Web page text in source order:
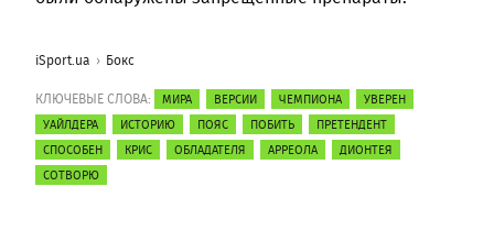
iSport.ua Бокс
КЛЮЧЕВЫЕ СЛОВА: МИРА ВЕРСИИ ЧЕМПИОНА
УВЕРЕН
УАЙЛДЕРА
ИСТОРИЮ ПОЯС ПОБИТЬ
ПРЕТЕНДЕНТ
СПОСОБЕН
КРИС ОБЛАДАТЕЛЯ АРРЕОЛА
ДИОНТЕЯ
СОТВОРЮ